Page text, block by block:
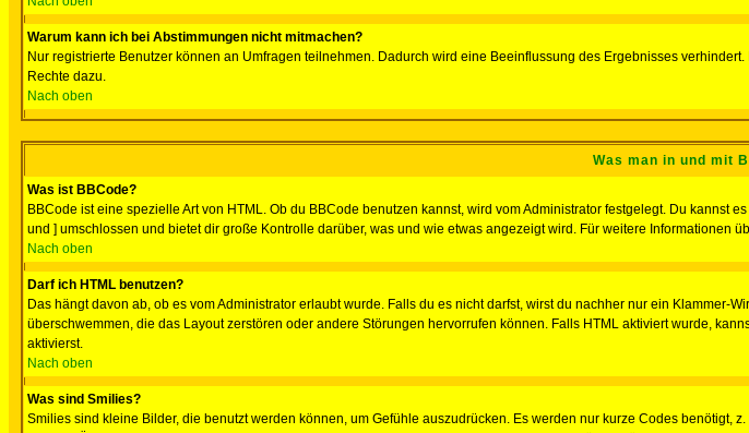
Warum kann ich bei Abstimmungen nicht mitmachen?
Nur registrierte Benutzer können an Umfragen teilnehmen. Dadurch wird eine Beeinflussung des Ergebnisses
Rechte dazu.
Nach oben
Was man in und mit
Was ist BBCode?
BBCode ist eine spezielle Art von HTML. Ob du BBCode benutzen kannst, wird vom Administrator festgelegt. Du
und ] umschlossen und bietet dir große Kontrolle darüber, was und wie etwas angezeigt wird. Für weitere
Nach oben
Darf ich HTML benutzen?
Das hängt davon ab, ob es vom Administrator erlaubt wurde. Falls du es nicht darfst, wirst du nachher nur ein Klammer-
überschwemmen, die das Layout zerstören oder andere Störungen hervorrufen können. Falls HTML aktiviert wurde,
aktivierst.
Nach oben
Was sind Smilies?
Smilies sind kleine Bilder, die benutzt werden können, um Gefühle auszudrücken. Es werden nur kurze Codes